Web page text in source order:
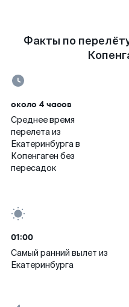
Факты по
около 4 часов
Среднее время
перелета из
Екатеринбурга в
Копенгаген без
пересадок
01:00
Самый ранний вылет из
Екатеринбурга